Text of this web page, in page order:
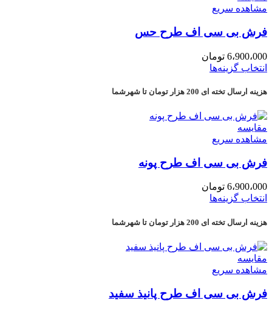
مشاهده سریع
فرش بی سی اف طرح حس
6،900،000 تومان
انتخاب گزینه‌ها
هزینه ارسال تخته ای 200 هزار تومان تا شهرشما
مقایسه
مشاهده سریع
فرش بی سی اف طرح پونه
6،900،000 تومان
انتخاب گزینه‌ها
هزینه ارسال تخته ای 200 هزار تومان تا شهرشما
مقایسه
مشاهده سریع
فرش بی سی اف طرح پانیذ سفید